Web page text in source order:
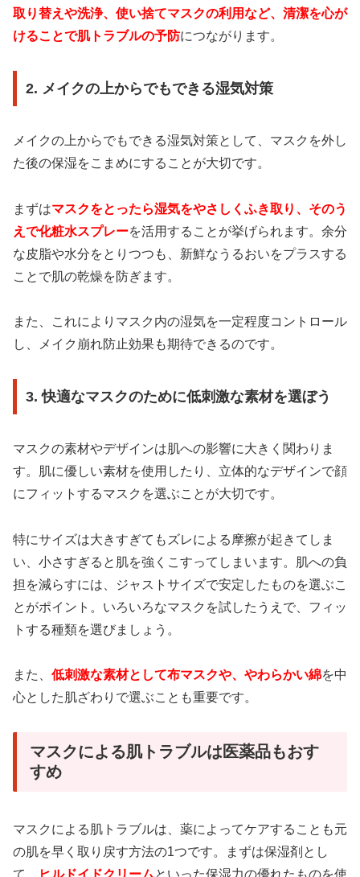
取り替えや洗浄、使い捨てマスクの利用など、清潔を心が
けることで肌トラブルの予防につながります。
2. メイクの上からでもできる湿気対策
メイクの上からでもできる湿気対策として、マスクを外し
た後の保湿をこまめにすることが大切です。
まずはマスクをとったら湿気をやさしくふき取り、そのう
えで化粧水スプレーを活用することが挙げられます。余分
な皮脂や水分をとりつつも、新鮮なうるおいをプラスする
ことで肌の乾燥を防ぎます。
また、これによりマスク内の湿気を一定程度コントロール
し、メイク崩れ防止効果も期待できるのです。
3. 快適なマスクのために低刺激な素材を選ぼう
マスクの素材やデザインは肌への影響に大きく関わりま
す。肌に優しい素材を使用したり、立体的なデザインで顔
にフィットするマスクを選ぶことが大切です。
特にサイズは大きすぎてもズレによる摩擦が起きてしま
い、小さすぎると肌を強くこすってしまいます。肌への負
担を減らすには、ジャストサイズで安定したものを選ぶこ
とがポイント。いろいろなマスクを試したうえで、フィッ
トする種類を選びましょう。
また、 低刺激な素材として布マスクや、やわらかい綿を中
心とした肌ざわりで選ぶことも重要です。
マスクによる肌トラブルは医薬品もおす
すめ
マスクによる肌トラブルは、薬によってケアすることも元
の肌を早く取り戻す方法の1つです。まずは保湿剤とし
て、
ヒルドイドクリーム といった保湿力の優れたものを使